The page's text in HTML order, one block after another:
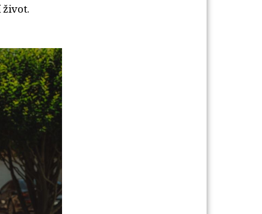
život.